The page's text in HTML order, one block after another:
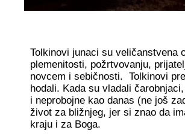
Tolkinovi junaci su veličanstvena
plemenitosti, požrtvovanju,
novcem i sebičnosti. Tolkinovi
hodali. Kada su vladali
i neprobojne kao danas (ne još
život za bližnjeg, jer si znao da
kraju i za Boga.